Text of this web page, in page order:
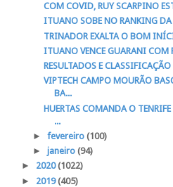
COM COVID, RUY SCARPINO
ITUANO SOBE NO RANKING DA
TRINADOR EXALTA O BOM
ITUANO VENCE GUARANI COM
RESULTADOS E
VIPTECH CAMPO MOURÃO
BA...
HUERTAS COMANDA O
...
► fevereiro (100)
► janeiro (94)
► 2020(1022)
► 2019(405)